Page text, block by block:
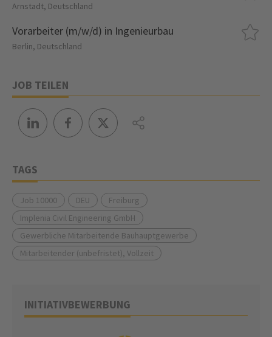
Arnstadt, Deutschland
Vorarbeiter (m/w/d) in Ingenieurbau
Berlin, Deutschland
JOB TEILEN
TAGS
Job 10000 DEU
Freiburg
Implenia Civil Engineering GmbH
Gewerbliche Mitarbeitende Bauhauptgewerbe
Mitarbeitender (unbefristet), Vollzeit
INITIATIVBEWERBUNG